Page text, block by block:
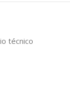
técnico